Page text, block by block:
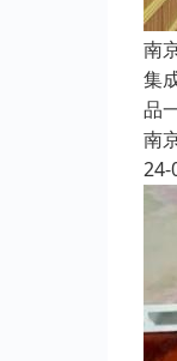
南
集
品
南
24-